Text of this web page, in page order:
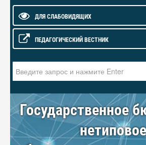
ДЛЯ СЛАБОВИДЯЩИХ
ПЕДАГОГИЧЕСКИЙ ВЕСТНИК
Государственное
нетиповое